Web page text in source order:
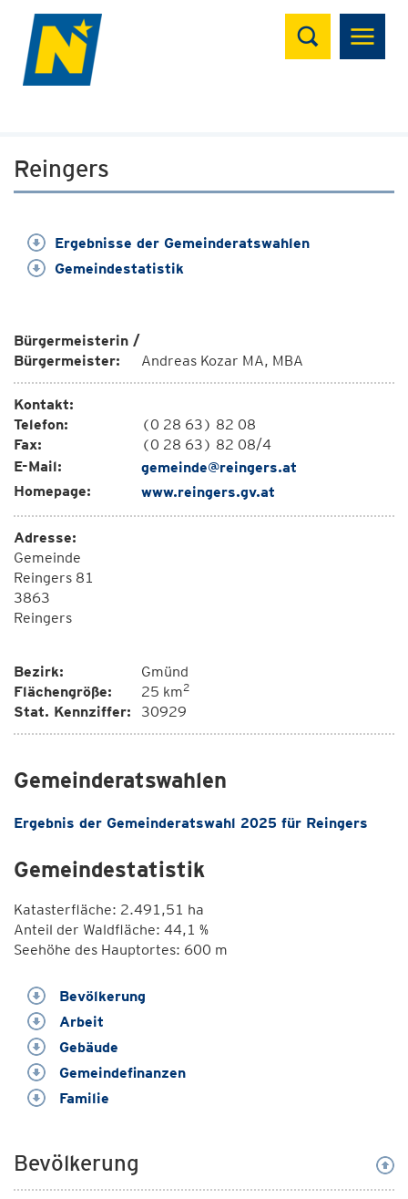
Suchen
Reingers
Ergebnisse der Gemeinderatswahlen
Gemeindestatistik
Bürgermeisterin /
Bürgermeister:
Andreas Kozar MA, MBA
Kontakt:
Telefon:
(0 28 63) 82 08
Fax:
(0 28 63) 82 08/4
E-Mail:
gemeinde@reingers.at
Homepage:
www.reingers.gv.at
Adresse:
Gemeinde
Reingers 81
3863
Reingers
Bezirk:
Gmünd
Flächengröße:
25 km2
Stat. Kennziffer: 30929
Gemeinderatswahlen
Ergebnis der Gemeinderatswahl 2025 für Reingers
Gemeindestatistik
Katasterfläche: 2.491,51 ha
Anteil der Waldfläche: 44,1 %
Seehöhe des Hauptortes: 600 m
Bevölkerung
Arbeit
Gebäude
Gemeindefinanzen
Familie
Bevölkerung